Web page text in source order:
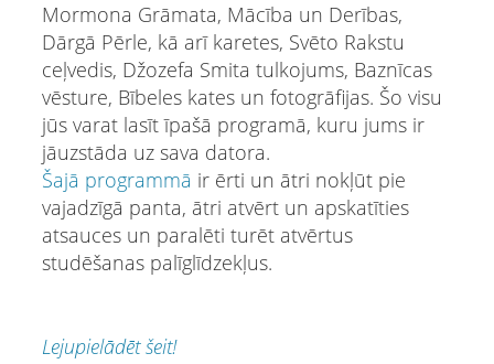
Mormona Grāmata, Mācība un Derības,
Dārgā Pērle, kā arī karetes, Svēto Rakstu
ceļvedis, Džozefa Smita tulkojums, Baznīcas
vēsture, Bībeles kates un fotogrāfijas. Šo visu
jūs varat lasīt īpašā programā, kuru jums ir
jāuzstāda uz sava datora.
Šajā programmā ir ērti un ātri nokļūt pie
vajadzīgā panta, ātri atvērt un apskatīties
atsauces un paralēti turēt atvērtus
studēšanas palīglīdzekļus.
Lejupielādēt šeit!